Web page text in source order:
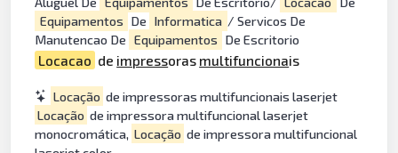
Equipamentos De Informatica / Servicos De
Manutencao De Equipamentos De Escritorio
Locacao de impressoras multifuncionais
Locação de impressoras multifuncionais laserjet
Locação de impressora multifuncional laserjet
monocromática, Locação de impressora multifuncional